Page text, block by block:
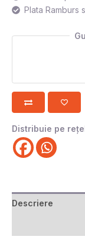
Plata Ramburs
Distribuie pe
Descriere